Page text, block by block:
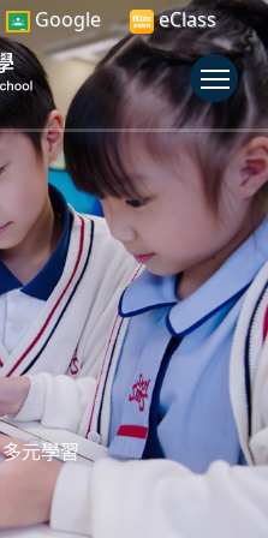
Google eClass
多元學習